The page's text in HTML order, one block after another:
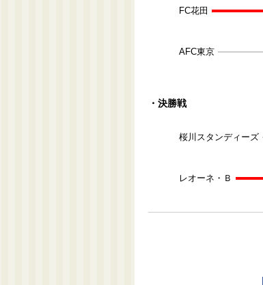
FC花田
AFC東京
・決勝戦
桜川スタンディーズ
レオーネ・Ｂ